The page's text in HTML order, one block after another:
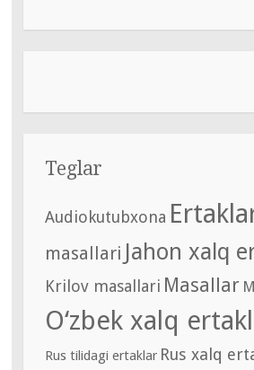
Teglar
Audiokutubxona
masallari Jahon xalq
Krilov masallari Masallar
O‘zbek xalq
Rus tilidagi ertaklar Rus xalq